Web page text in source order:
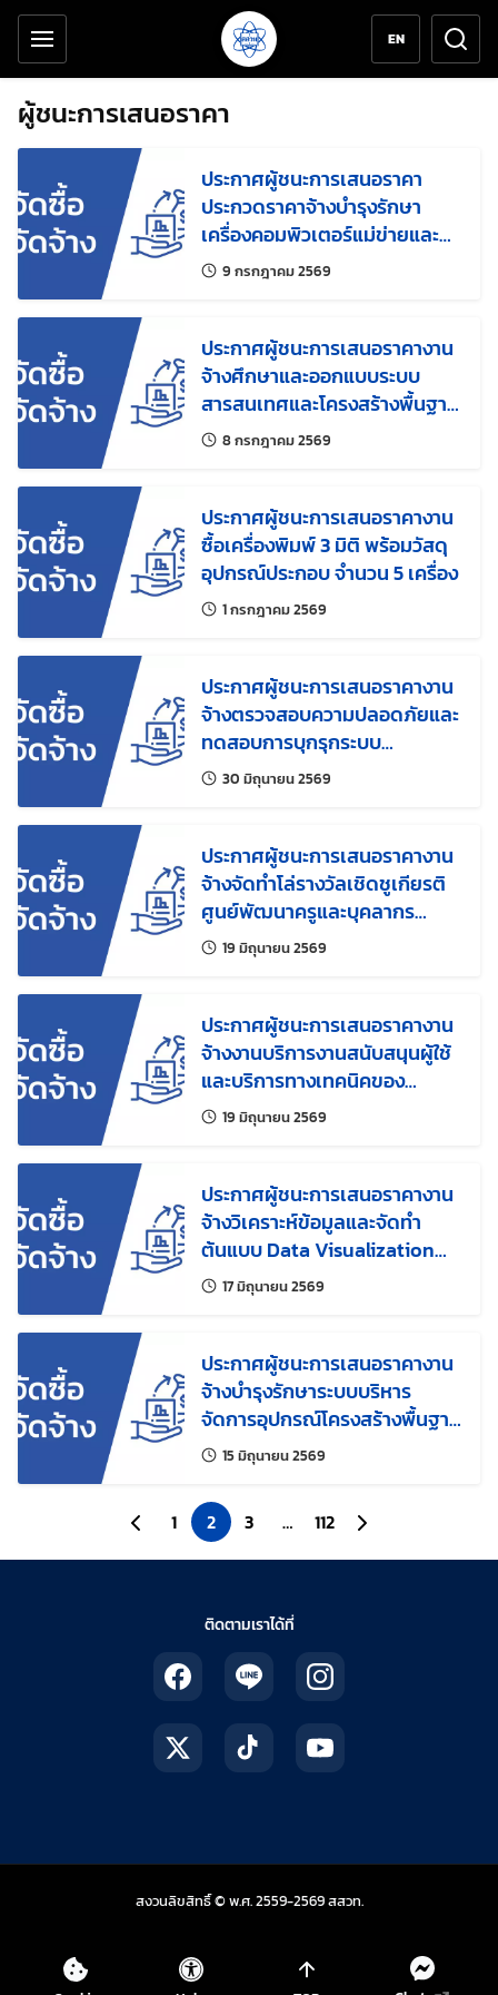
ข้ามไปยังเนื้อหาหลัก
เครื่องมือช่วยเหลือ
EN
ผู้ชนะการเสนอราคา
ประกาศผู้ชนะการเสนอราคา
ประกวดราคาจ้างบำรุงรักษา
เครื่องคอมพิวเตอร์แม่ข่ายและ
อุปกรณ์จัดเก็บข้อมูล ด้วยวิธี
9 กรกฎาคม 2569แก้ไขล่าสุดเมื่อ:
ประกาศผู้ชนะการเสนอราคางาน
จ้างศึกษาและออกแบบระบบ
สารสนเทศและโครงสร้างพื้นฐาน
ในการให้บริการบนระบบคลาวด์
8 กรกฎาคม 2569แก้ไขล่าสุดเมื่อ:
ประกาศผู้ชนะการเสนอราคางาน
ซื้อเครื่องพิมพ์ 3 มิติ พร้อมวัสดุ
อุปกรณ์ประกอบ จำนวน 5 เครื่อง
1 กรกฎาคม 2569แก้ไขล่าสุดเมื่อ:
ประกาศผู้ชนะการเสนอราคางาน
จ้างตรวจสอบความปลอดภัยและ
ทดสอบการบุกรุกระบบ
(Vulnerability Assessment
and Penetration Testing)
30 มิถุนายน 2569แก้ไขล่าสุดเมื่อ:
ประกาศผู้ชนะการเสนอราคางาน
จ้างจัดทำโล่รางวัลเชิดชูเกียรติ
ศูนย์พัฒนาครูและบุคลากร
ทางการศึกษาของ สสวท. ประจำ
จังหวัด ประจำปี 2569
19 มิถุนายน 2569แก้ไขล่าสุดเมื่อ:
ประกาศผู้ชนะการเสนอราคางาน
จ้างงานบริการงานสนับสนุนผู้ใช้
และบริการทางเทคนิคของ
แพลตฟอร์มดิจิทัลเพื่อการเรียนรู้
19 มิถุนายน 2569แก้ไขล่าสุดเมื่อ:
ประกาศผู้ชนะการเสนอราคางาน
จ้างวิเคราะห์ข้อมูลและจัดทำ
ต้นแบบ Data Visualization
เพื่อการบริหารข้อมูลและการ
ตัดสินใจอย่างมีประสิทธิภาพ
17 มิถุนายน 2569แก้ไขล่าสุดเมื่อ:
ประกาศผู้ชนะการเสนอราคางาน
จ้างบำรุงรักษาระบบบริหาร
จัดการอุปกรณ์โครงสร้างพื้นฐาน
ด้วยวิธีประกวดราคา
อิเล็กทรอนิกส์ (e-bidding)
15 มิถุนายน 2569แก้ไขล่าสุดเมื่อ:
ไปยังหน้าก่อนหน้า
1 2 3 … 112 ไปยังหน้าถัดไป
ติดตามเราได้ที่
สงวนลิขสิทธิ์ © พ.ศ. 2559-2569สสวท.สถาบันส่งเสริมการสอ